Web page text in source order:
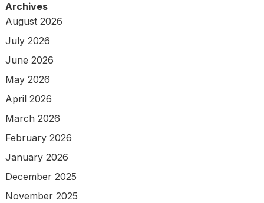
Archives
August 2026
July 2026
June 2026
May 2026
April 2026
March 2026
February 2026
January 2026
December 2025
November 2025